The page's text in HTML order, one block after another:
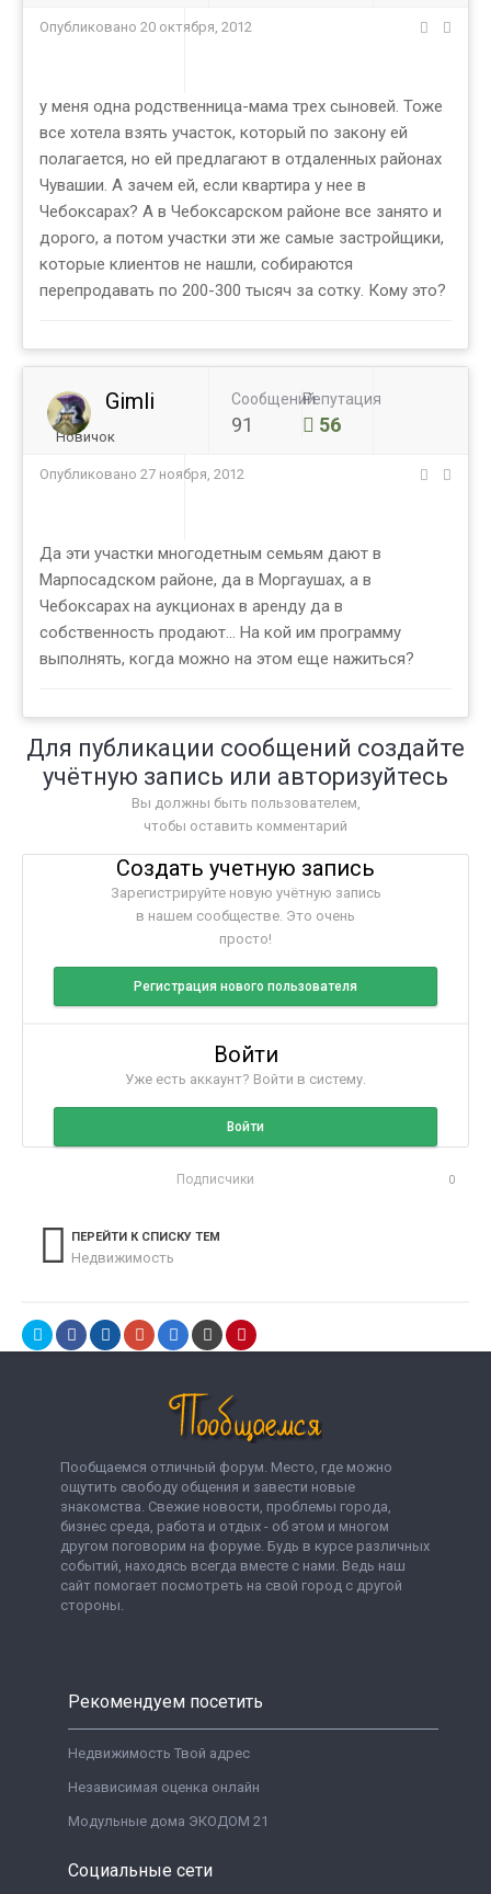
Опубликовано 20 октября, 2012
у меня одна родственница-мама трех сыновей. Тоже
все хотела взять участок, который по закону ей
полагается, но ей предлагают в отдаленных районах
Чувашии. А зачем ей, если квартира у нее в
Чебоксарах? А в Чебоксарском районе все занято и
дорого, а потом участки эти же самые застройщики,
которые клиентов не нашли, собираются
перепродавать по 200-300 тысяч за сотку. Кому это?
Gimli
Новичок
Сообщений
91
Репутация
56
Опубликовано 27 ноября, 2012
Да эти участки многодетным семьям дают в
Марпосадском районе, да в Моргаушах, а в
Чебоксарах на аукционах в аренду да в
собственность продают... На кой им программу
выполнять, когда можно на этом еще нажиться?
Для публикации сообщений создайте
учётную запись или авторизуйтесь
Вы должны быть пользователем,
чтобы оставить комментарий
Создать учетную запись
Зарегистрируйте новую учётную запись
в нашем сообществе. Это очень
просто!
Регистрация нового пользователя
Войти
Уже есть аккаунт? Войти в систему.
Войти
Подписчики 0
ПЕРЕЙТИ К СПИСКУ ТЕМ
Недвижимость
Пообщаемся отличный форум. Место, где можно
ощутить свободу общения и завести новые
знакомства. Свежие новости, проблемы города,
бизнес среда, работа и отдых - об этом и многом
другом поговорим на форуме. Будь в курсе различных
событий, находясь всегда вместе с нами. Ведь наш
сайт помогает посмотреть на свой город с другой
стороны.
Рекомендуем посетить
Недвижимость Твой адрес
Независимая оценка онлайн
Модульные дома ЭКОДОМ 21
Социальные сети